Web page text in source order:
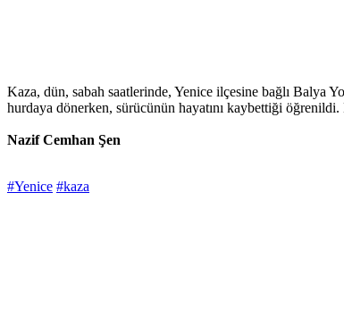
Kaza, dün, sabah saatlerinde, Yenice ilçesine bağlı Balya
hurdaya dönerken, sürücünün hayatını kaybettiği
Nazif Cemhan Şen
#Yenice #kaza